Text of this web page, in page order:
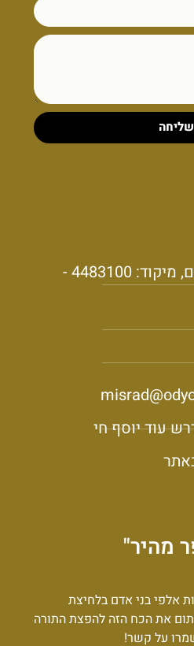
שליחה
יצהר, ד.נ אפרים, מיקוד: 4483100 -
עוד יוסף חי
מהיר"
אלפי בני אדם בלחיצת
את הכח הזה להפצת התורה
על קשר!